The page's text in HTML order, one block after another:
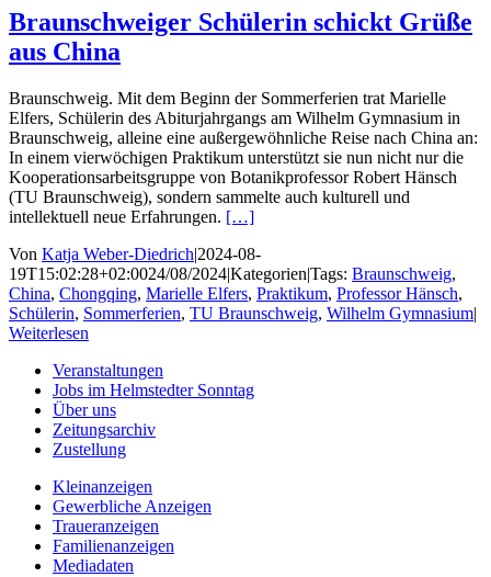
Braunschweiger Schülerin schickt Grüße
aus China
Braunschweig. Mit dem Beginn der Sommerferien trat Marielle
Elfers, Schülerin des Abiturjahrgangs am Wilhelm Gymnasium in
Braunschweig, alleine eine außergewöhnliche Reise nach China an:
In einem vierwöchigen Praktikum unterstützt sie nun nicht nur die
Kooperationsarbeitsgruppe von Botanikprofessor Robert Hänsch
(TU Braunschweig), sondern sammelte auch kulturell und
intellektuell neue Erfahrungen. […]
Von Katja Weber-Diedrich|2024-08-
19T15:02:28+02:0024/08/2024|Kategorien|Tags: Braunschweig,
China, Chongqing, Marielle Elfers, Praktikum, Professor Hänsch,
Schülerin, Sommerferien, TU Braunschweig, Wilhelm Gymnasium|
Weiterlesen
Veranstaltungen
Jobs im Helmstedter Sonntag
Über uns
Zeitungsarchiv
Zustellung
Kleinanzeigen
Gewerbliche Anzeigen
Traueranzeigen
Familienanzeigen
Mediadaten